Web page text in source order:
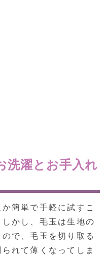
洗濯とお手入れ
簡単で手軽に試すこ
かし、毛玉は生地の
で、毛玉を切り取る
れて薄くなってしま